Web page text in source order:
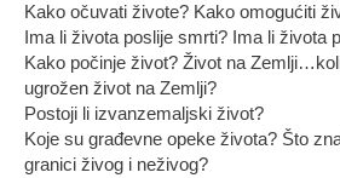
Kako očuvati živote? Kako omogućiti
Ima li života poslije smrti? Ima li života
Kako počinje život? Život na
ugrožen život na Zemlji?
Postoji li izvanzemaljski život?
Koje su građevne opeke života? Što
granici živog i neživog?